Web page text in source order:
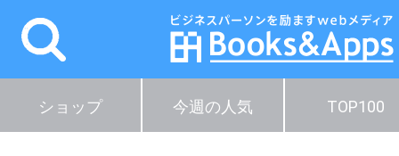
ショップ 今週の人気 TOP100